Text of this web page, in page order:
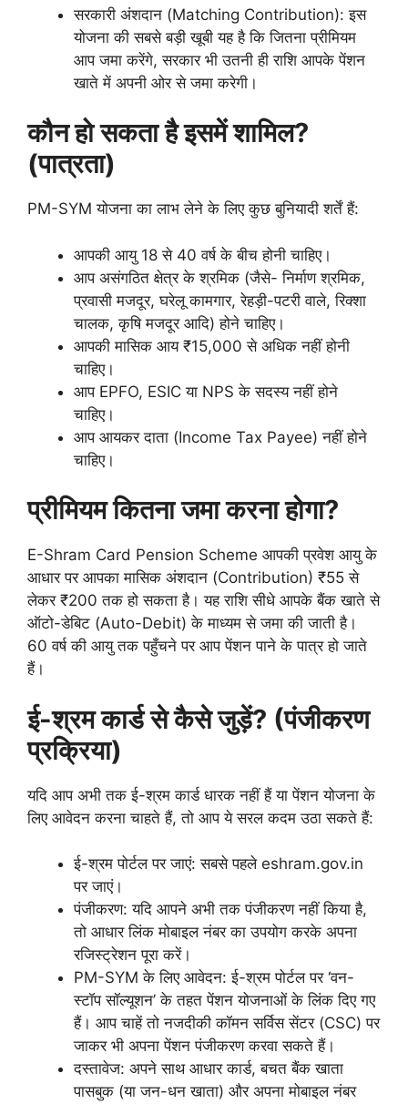
सरकारी अंशदान (Matching Contribution): इस
योजना की सबसे बड़ी खूबी यह है कि जितना प्रीमियम
आप जमा करेंगे, सरकार भी उतनी ही राशि आपके पेंशन
खाते में अपनी ओर से जमा करेगी।
कौन हो सकता है इसमें शामिल?
(पात्रता)
PM-SYM योजना का लाभ लेने के लिए कुछ बुनियादी शर्तें हैं:
आपकी आयु 18 से 40 वर्ष के बीच होनी चाहिए।
आप असंगठित क्षेत्र के श्रमिक (जैसे- निर्माण श्रमिक,
प्रवासी मजदूर, घरेलू कामगार, रेहड़ी-पटरी वाले, रिक्शा
चालक, कृषि मजदूर आदि) होने चाहिए।
आपकी मासिक आय ₹15,000 से अधिक नहीं होनी
चाहिए।
आप EPFO, ESIC या NPS के सदस्य नहीं होने
चाहिए।
आप आयकर दाता (Income Tax Payee) नहीं होने
चाहिए।
प्रीमियम कितना जमा करना होगा?
E-Shram Card Pension Scheme आपकी प्रवेश आयु के
आधार पर आपका मासिक अंशदान (Contribution) ₹55 से
लेकर ₹200 तक हो सकता है। यह राशि सीधे आपके बैंक खाते से
ऑटो-डेबिट (Auto-Debit) के माध्यम से जमा की जाती है।
60 वर्ष की आयु तक पहुँचने पर आप पेंशन पाने के पात्र हो जाते
हैं।
ई-श्रम कार्ड से कैसे जुड़ें? (पंजीकरण
प्रक्रिया)
यदि आप अभी तक ई-श्रम कार्ड धारक नहीं हैं या पेंशन योजना के
लिए आवेदन करना चाहते हैं, तो आप ये सरल कदम उठा सकते हैं:
ई-श्रम पोर्टल पर जाएं: सबसे पहले eshram.gov.in
पर जाएं।
पंजीकरण: यदि आपने अभी तक पंजीकरण नहीं किया है,
तो आधार लिंक मोबाइल नंबर का उपयोग करके अपना
रजिस्ट्रेशन पूरा करें।
PM-SYM के लिए आवेदन: ई-श्रम पोर्टल पर ‘वन-
स्टॉप सॉल्यूशन’ के तहत पेंशन योजनाओं के लिंक दिए गए
हैं। आप चाहें तो नजदीकी कॉमन सर्विस सेंटर (CSC) पर
जाकर भी अपना पेंशन पंजीकरण करवा सकते हैं।
दस्तावेज: अपने साथ आधार कार्ड, बचत बैंक खाता
पासबुक (या जन-धन खाता) और अपना मोबाइल नंबर